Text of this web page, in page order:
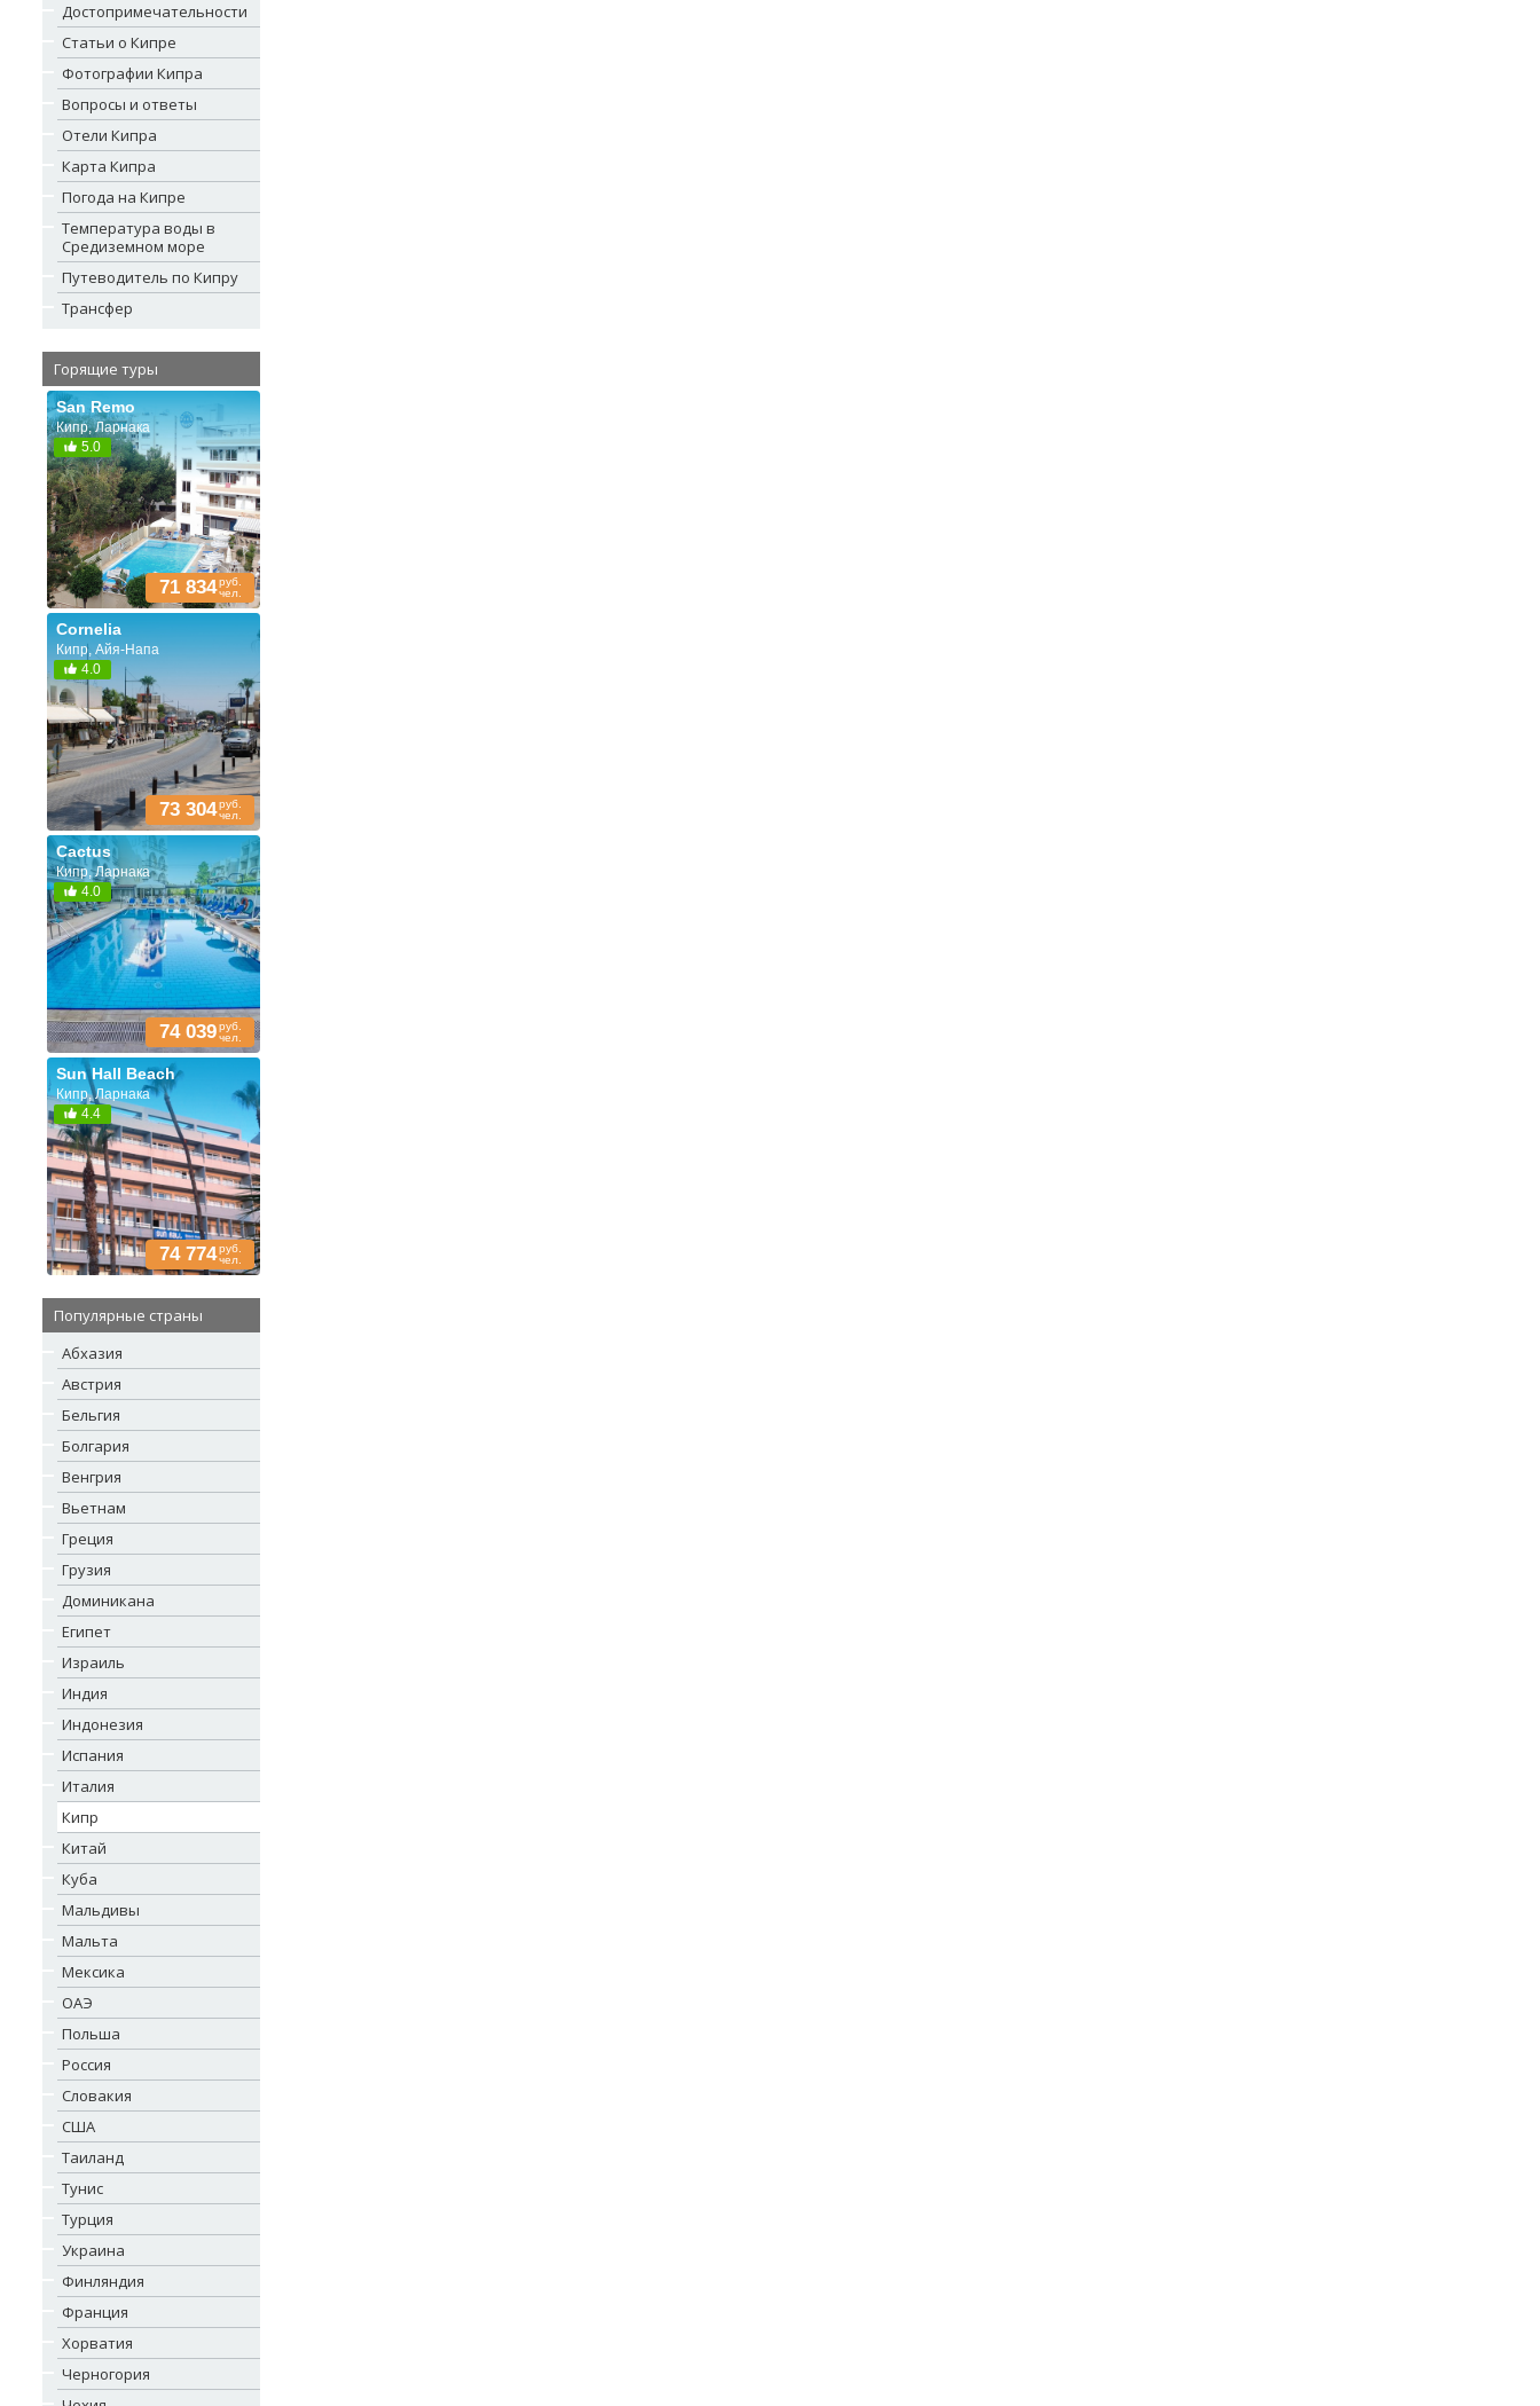
Достопримечательности
Статьи о Кипре
Фотографии Кипра
Вопросы и ответы
Отели Кипра
Карта Кипра
Погода на Кипре
Температура воды в
Средиземном море
Путеводитель по Кипру
Трансфер
Горящие туры
San Remo
Кипр, Ларнака
5.0
71 834руб.
чел.
Cornelia
Кипр, Айя-Напа
4.0
73 304руб.
чел.
Cactus
Кипр, Ларнака
4.0
74 039руб.
чел.
Sun Hall Beach
Кипр, Ларнака
4.4
74 774руб.
чел.
Популярные страны
Абхазия
Австрия
Бельгия
Болгария
Венгрия
Вьетнам
Греция
Грузия
Доминикана
Египет
Израиль
Индия
Индонезия
Испания
Италия
Кипр
Китай
Куба
Мальдивы
Мальта
Мексика
ОАЭ
Польша
Россия
Словакия
США
Таиланд
Тунис
Турция
Украина
Финляндия
Франция
Хорватия
Черногория